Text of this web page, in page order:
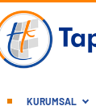
KURUMSAL